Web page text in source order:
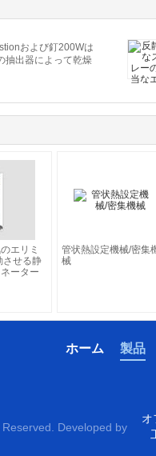
および釘200Wは
抽出器によって乾燥
エリミ
させる静
ーター
管状熱設定機械/密集
械
製品
ホーム
Developed by
オ